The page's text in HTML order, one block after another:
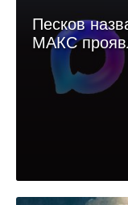
Песков
МАКС